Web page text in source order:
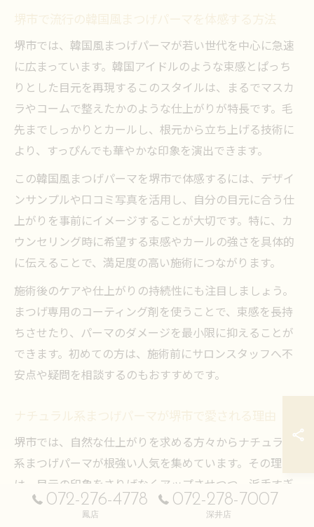
堺市で流行の韓国風まつげパーマを体感する方法
堺市では、韓国風まつげパーマが若い世代を中心に急速
に広まっています。韓国アイドルのような束感とぱっち
りとした目元を再現するこのスタイルは、まるでマスカ
ラやコームで整えたかのような仕上がりが特長です。毛
先までしっかりとカールし、根元から立ち上げる技術に
より、すっぴんでも華やかな印象を演出できます。
この韓国風まつげパーマを堺市で体感するには、デザイ
ンサンプルや口コミ写真を活用し、自分の目元に合う仕
上がりを事前にイメージすることが大切です。特に、カ
ウンセリング時に希望する束感やカールの強さを具体的
に伝えることで、満足度の高い施術につながります。
施術後のケアや仕上がりの持続性にも注目しましょう。
まつげ専用のコーティング剤を使うことで、束感を長持
ちさせたり、パーマのダメージを最小限に抑えることが
できます。初めての方は、施術前にサロンスタッフへ不
安点や疑問を相談するのもおすすめです。
ナチュラル系まつげパーマが堺市で愛される理由
堺市では、自然な仕上がりを求める方々からナチュラル
系まつげパーマが根強い人気を集めています。その理由
は、目元の印象をさりげなくアップさせつつ、派手すぎ
ない美しさを実現できるからです。特に仕事や学校な
072-276-4778
鳳店
072-278-7007
深井店